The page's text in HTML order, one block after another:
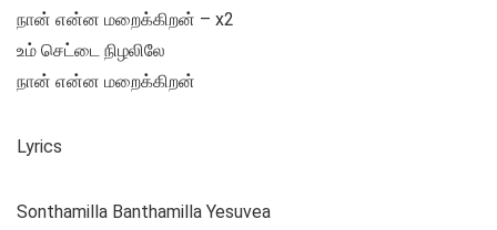
நான் என்ன மறைக்கிறன் – x2
உம் செட்டை நிழலிலே
நான் என்ன மறைக்கிறன்
Lyrics
Sonthamilla Banthamilla Yesuvea